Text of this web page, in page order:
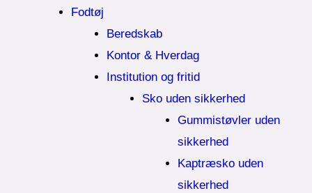
Fodtøj
Beredskab
Kontor & Hverdag
Institution og fritid
Sko uden sikkerhed
Gummistøvler uden
sikkerhed
Kaptræsko uden
sikkerhed